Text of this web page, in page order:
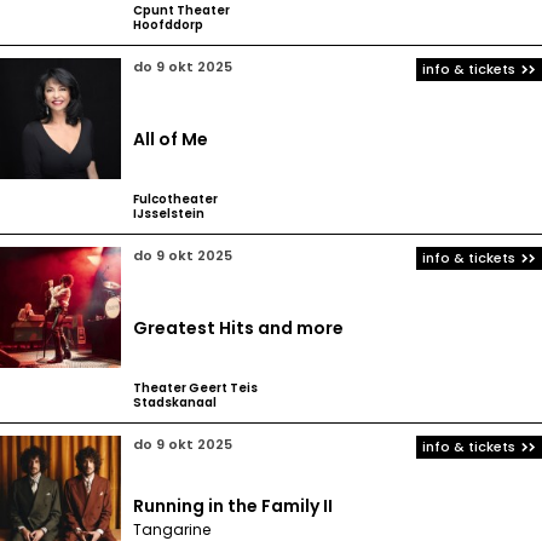
Cpunt Theater
Hoofddorp
do 9 okt 2025
All of Me
Fulcotheater
IJsselstein
info & tickets
do 9 okt 2025
Greatest Hits and more
Theater Geert Teis
Stadskanaal
info & tickets
do 9 okt 2025
Running in the Family II
Tangarine
info & tickets